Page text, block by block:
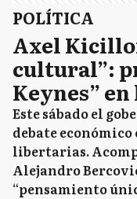
POLÍTICA
Axel
cultural”:
Keynes”
Este sábado el
debate
libertarias.
Alejandro
“pensamiento